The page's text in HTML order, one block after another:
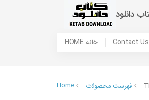
دانلود
HOME خانه
Home فهرست محصولات